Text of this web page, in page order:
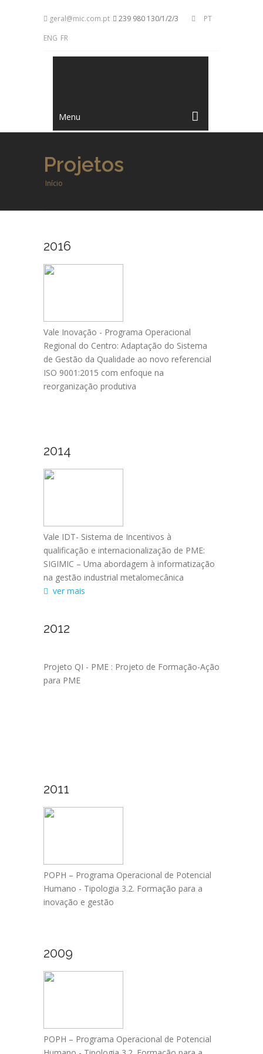
geral@mic.com.pt 239 980 130/1/2/3
PT
ENG FR
Menu
Projetos
Início
2016
Vale Inovação - Programa Operacional
Regional do Centro: Adaptação do Sistema
de Gestão da Qualidade ao novo referencial
ISO 9001:2015 com enfoque na
reorganização produtiva
2014
Vale IDT- Sistema de Incentivos à
qualificação e internacionalização de PME:
SIGIMIC – Uma abordagem à informatização
na gestão industrial metalomecânica
ver mais
2012
Projeto QI - PME : Projeto de Formação-Ação
para PME
2011
POPH – Programa Operacional de Potencial
Humano - Tipologia 3.2. Formação para a
inovação e gestão
2009
POPH – Programa Operacional de Potencial